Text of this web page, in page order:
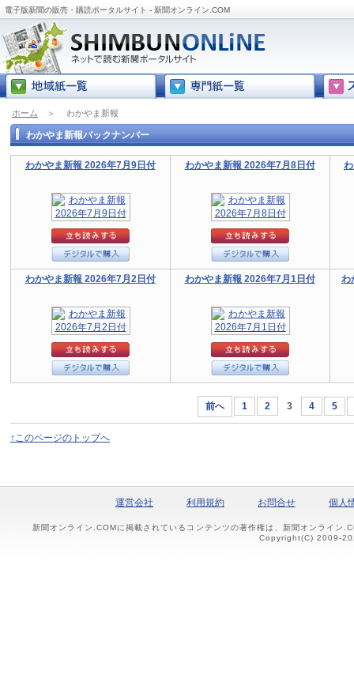
電子版新聞の販売・購読ポータルサイト - 新聞オンライン.COM
ホーム ＞ わかやま新報
わかやま新報バックナンバー
わかやま新報 2026年7月9日付 わかやま新報 2026年7月8日付
わかやま新報 2026年7月2日付 わかやま新報 2026年7月1日付 わ
前へ 1 2 3 4 5
↑このページのトップへ
運営会社 利用規約 お問合せ 個人
新聞オンライン.COMに掲載されているコンテンツの著作権は、新聞オンライン
Copyright(C) 2009-